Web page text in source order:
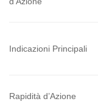
Indicazioni Principali
Rapidità d’Azione